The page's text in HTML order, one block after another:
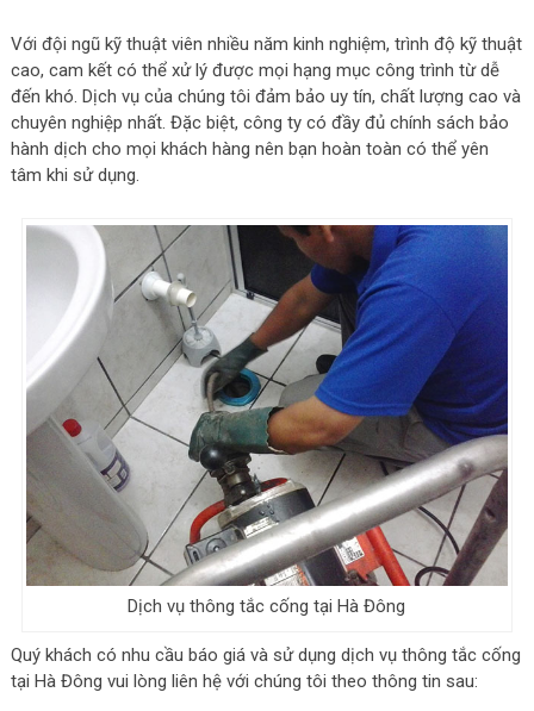
Với đội ngũ kỹ thuật viên nhiều năm kinh nghiệm, trình độ kỹ thuật
cao, cam kết có thể xử lý được mọi hạng mục công trình từ dễ
đến khó. Dịch vụ của chúng tôi đảm bảo uy tín, chất lượng cao và
chuyên nghiệp nhất. Đặc biệt, công ty có đầy đủ chính sách bảo
hành dịch cho mọi khách hàng nên bạn hoàn toàn có thể yên
tâm khi sử dụng.
Dịch vụ thông tắc cống tại Hà Đông
Quý khách có nhu cầu báo giá và sử dụng dịch vụ thông tắc cống
tại Hà Đông vui lòng liên hệ với chúng tôi theo thông tin sau: